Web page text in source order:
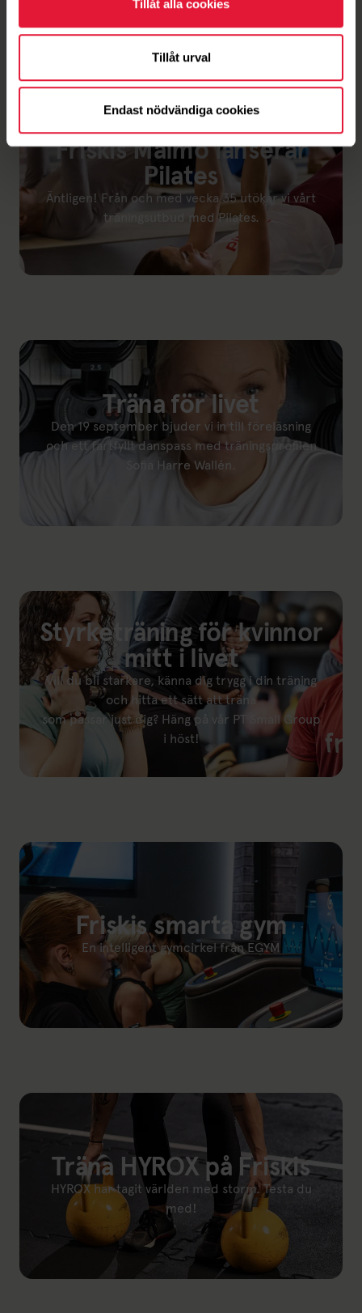
Tillåt alla cookies
Tillåt urval
Endast nödvändiga cookies
Visa alla
Friskis Malmö lanserar
Pilates
Äntligen! Från och med vecka 35 utökar vi vårt
träningsutbud med Pilates.
Träna för livet
Den 19 september bjuder vi in till föreläsning
och ett fartfyllt danspass med träningsprofilen
Sofia Harre Wallén.
Styrketräning för kvinnor
mitt i livet
Vill du bli starkare, känna dig trygg i din träning
och hitta ett sätt att träna
som passar just dig? Häng på vår PT Small Group
i höst!
Friskis smarta gym
En intelligent gymcirkel från EGYM
Träna HYROX på Friskis
HYROX har tagit världen med storm. Testa du
med!